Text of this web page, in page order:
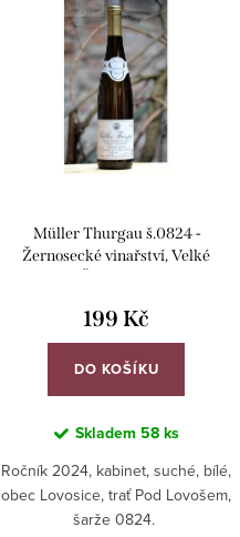
Müller Thurgau š.0824 -
Žernosecké vinařství, Velké
199 Kč
DO KOŠÍKU
Skladem 58 ks
Ročník 2024, kabinet, suché, bílé,
obec Lovosice, trať Pod Lovošem,
šarže 0824.